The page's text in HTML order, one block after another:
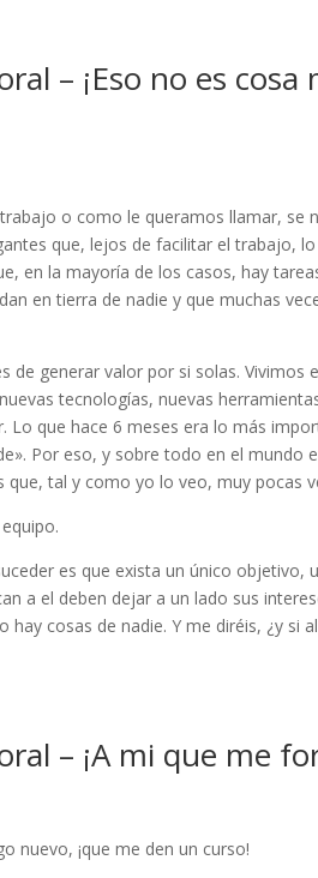
– ¡Eso no es cosa
o como le queramos llamar, se
que, lejos de facilitar el trabajo,
en la mayoría de los casos, hay
en tierra de nadie y que muchas
de generar valor por si solas. Vivimos
tecnologías, nuevas
que hace 6 meses era lo más
Por eso, y sobre todo en el mundo
que, tal y como yo lo veo, muy pocas
es que exista un único objetivo,
a el deben dejar a un lado sus
cosas de nadie. Y me diréis, ¿y si
– ¡A mi que me
nuevo, ¡que me den un curso!